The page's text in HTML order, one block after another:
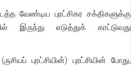
வேண்டிய புரட்சிகர சக்திகளுக்கு
இருந்து எடுத்துக் காட்டுவது
புரட்சியின்) புரட்சியின் போது,